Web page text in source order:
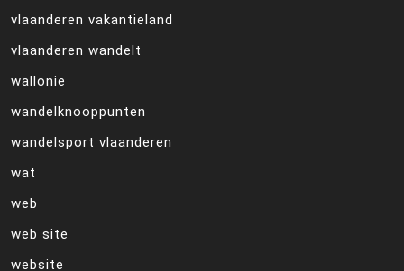
vlaanderen vakantieland
vlaanderen wandelt
wallonie
wandelknooppunten
wandelsport vlaanderen
wat
web
web site
website